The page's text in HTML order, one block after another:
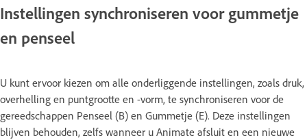
Instellingen synchroniseren voor gummetje
en penseel
U kunt ervoor kiezen om alle onderliggende instellingen, zoals druk,
overhelling en puntgrootte en -vorm, te synchroniseren voor de
gereedschappen Penseel (B) en Gummetje (E). Deze instellingen
blijven behouden, zelfs wanneer u Animate afsluit en een nieuwe